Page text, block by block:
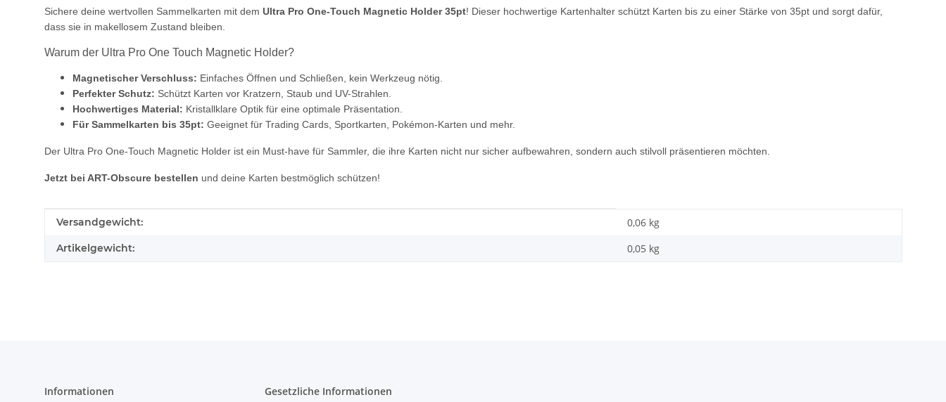
Sichere deine wertvollen Sammelkarten mit dem Ultra Pro One-Touch Magnetic Holder 35pt! Dieser hochwertige Kartenhalter schützt Karten bis zu einer Stärke von 35pt und sorgt dafür,
dass sie in makellosem Zustand bleiben.
Warum der Ultra Pro One Touch Magnetic Holder?
Magnetischer Verschluss: Einfaches Öffnen und Schließen, kein Werkzeug nötig.
Perfekter Schutz: Schützt Karten vor Kratzern, Staub und UV-Strahlen.
Hochwertiges Material: Kristallklare Optik für eine optimale Präsentation.
Für Sammelkarten bis 35pt: Geeignet für Trading Cards, Sportkarten, Pokémon-Karten und mehr.
Der Ultra Pro One-Touch Magnetic Holder ist ein Must-have für Sammler, die ihre Karten nicht nur sicher aufbewahren, sondern auch stilvoll präsentieren möchten.
Jetzt bei ART-Obscure bestellen und deine Karten bestmöglich schützen!
Produkteigenschaft
Wert
Versandgewicht: 0,06 kg
Artikelgewicht: 0,05 kg
Informationen Gesetzliche Informationen